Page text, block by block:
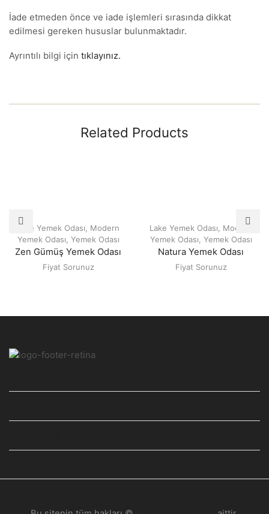
İade etmeden önce ve iade işlemleri sırasında dikkat
edilmesi gereken hususlar bulunmaktadır.
Ayrıntılı bilgi için tıklayınız.
Related Products
Lake Yemek Odası, Modern
Yemek Odası, Yemek Odası
Zen Gümüş Yemek Odası
Fiyat Sorunuz
Lake Yemek Odası, Modern
Yemek Odası, Yemek Odası
Natura Yemek Odası
Fiyat Sorunuz